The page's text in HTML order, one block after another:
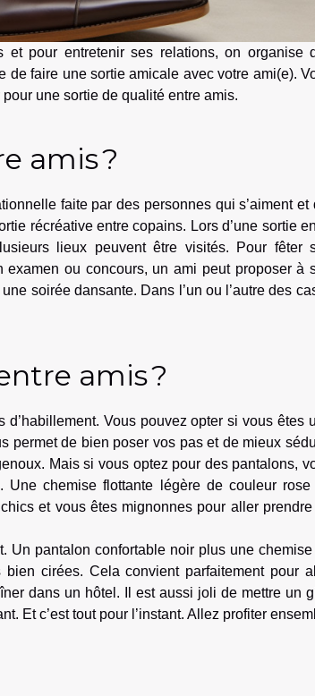
pour entretenir ses relations, on organise
de faire une sortie amicale avec votre ami(e).
une sortie de qualité entre amis.
amis ?
faite par des personnes qui s’aiment et
récréative entre copains. Lors d’une sortie
lieux peuvent être visités. Pour fêter
ou concours, un ami peut proposer à
soirée dansante. Dans l’un ou l’autre des
amis ?
Vous pouvez opter si vous êtes
permet de bien poser vos pas et de mieux
Mais si vous optez pour des pantalons,
chemise flottante légère de couleur rose
et vous êtes mignonnes pour aller prendre
Un pantalon confortable noir plus une chemise
cirées. Cela convient parfaitement pour
dans un hôtel. Il est aussi joli de mettre un
Et c’est tout pour l’instant. Allez profiter